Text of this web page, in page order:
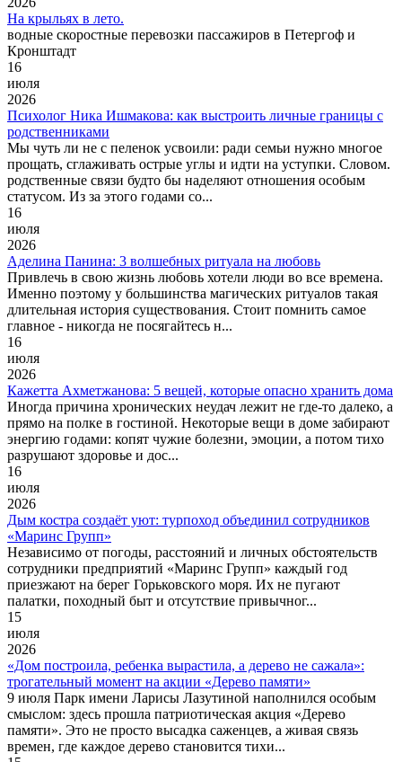
На крыльях в лето.
водные скоростные перевозки пассажиров в Петергоф и
Кронштадт
16
июля
2026
Психолог Ника Ишмакова: как выстроить личные границы с
родственниками
Мы чуть ли не с пеленок усвоили: ради семьи нужно многое
прощать, сглаживать острые углы и идти на уступки. Словом.
родственные связи будто бы наделяют отношения особым
статусом. Из за этого годами со...
16
июля
2026
Аделина Панина: 3 волшебных ритуала на любовь
Привлечь в свою жизнь любовь хотели люди во все времена.
Именно поэтому у большинства магических ритуалов такая
длительная история существования. Стоит помнить самое
главное - никогда не посягайтесь н...
16
июля
2026
Кажетта Ахметжанова: 5 вещей, которые опасно хранить дома
Иногда причина хронических неудач лежит не где-то далеко, а
прямо на полке в гостиной. Некоторые вещи в доме забирают
энергию годами: копят чужие болезни, эмоции, а потом тихо
разрушают здоровье и дос...
16
июля
2026
Дым костра создаёт уют: турпоход объединил сотрудников
«Маринс Групп»
Независимо от погоды, расстояний и личных обстоятельств
сотрудники предприятий «Маринс Групп» каждый год
приезжают на берег Горьковского моря. Их не пугают
палатки, походный быт и отсутствие привычног...
15
июля
2026
«Дом построила, ребенка вырастила, а дерево не сажала»:
трогательный момент на акции «Дерево памяти»
9 июля Парк имени Ларисы Лазутиной наполнился особым
смыслом: здесь прошла патриотическая акция «Дерево
памяти». Это не просто высадка саженцев, а живая связь
времен, где каждое дерево становится тихи...